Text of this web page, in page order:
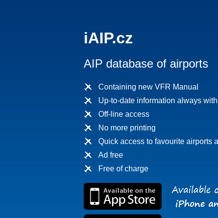
iAIP.cz
AIP database of airports
Containing new VFR Manual
Up-to-date information always
Off-line access
No more printing
Quick access to favourite airports
Ad free
Free of charge